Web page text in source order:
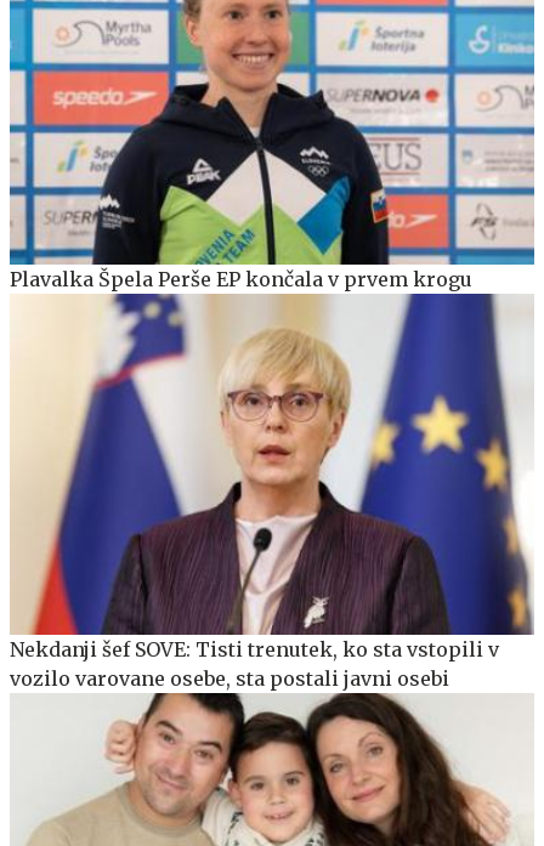
Plavalka Špela Perše EP končala v prvem krogu
Nekdanji šef SOVE: Tisti trenutek, ko sta vstopili v
vozilo varovane osebe, sta postali javni osebi